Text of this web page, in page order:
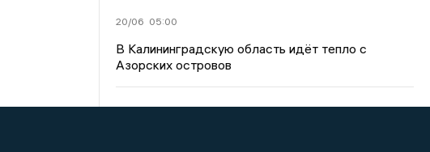
20/06 05:00
В Калининградскую область идёт тепло с
Азорских островов